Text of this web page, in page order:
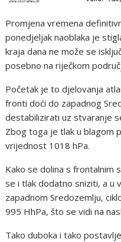
Promjena vremena
ponedjeljak naoblaka je
kraja dana ne može se
posebno na riječkom
Početak je to djelovanja
fronti doći do zapadnog
destabilizirati uz stvaranje
Zbog toga je tlak u blagom
vrijednost 1018 hPa.
Kako se dolina s frontalnim
se i tlak dodatno sniziti, a u
zapadnom Sredozemlju,
995 HhPa, što se vidi na
Tako duboka i tako